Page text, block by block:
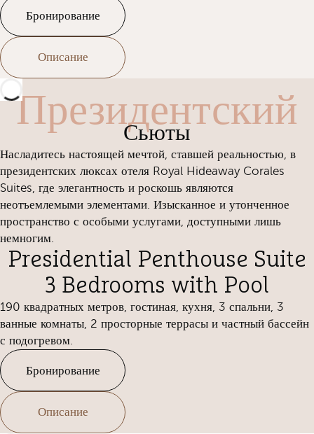
Бронирование
Описание
Президентский
Сьюты
Насладитесь настоящей мечтой, ставшей реальностью, в
президентских люксах отеля Royal Hideaway Corales
Suites, где элегантность и роскошь являются
неотъемлемыми элементами. Изысканное и утонченное
пространство с особыми услугами, доступными лишь
немногим.
Presidential Penthouse Suite
3 Bedrooms with Pool
190 квадратных метров, гостиная, кухня, 3 спальни, 3
ванные комнаты, 2 просторные террасы и частный бассейн
с подогревом.
Бронирование
Описание